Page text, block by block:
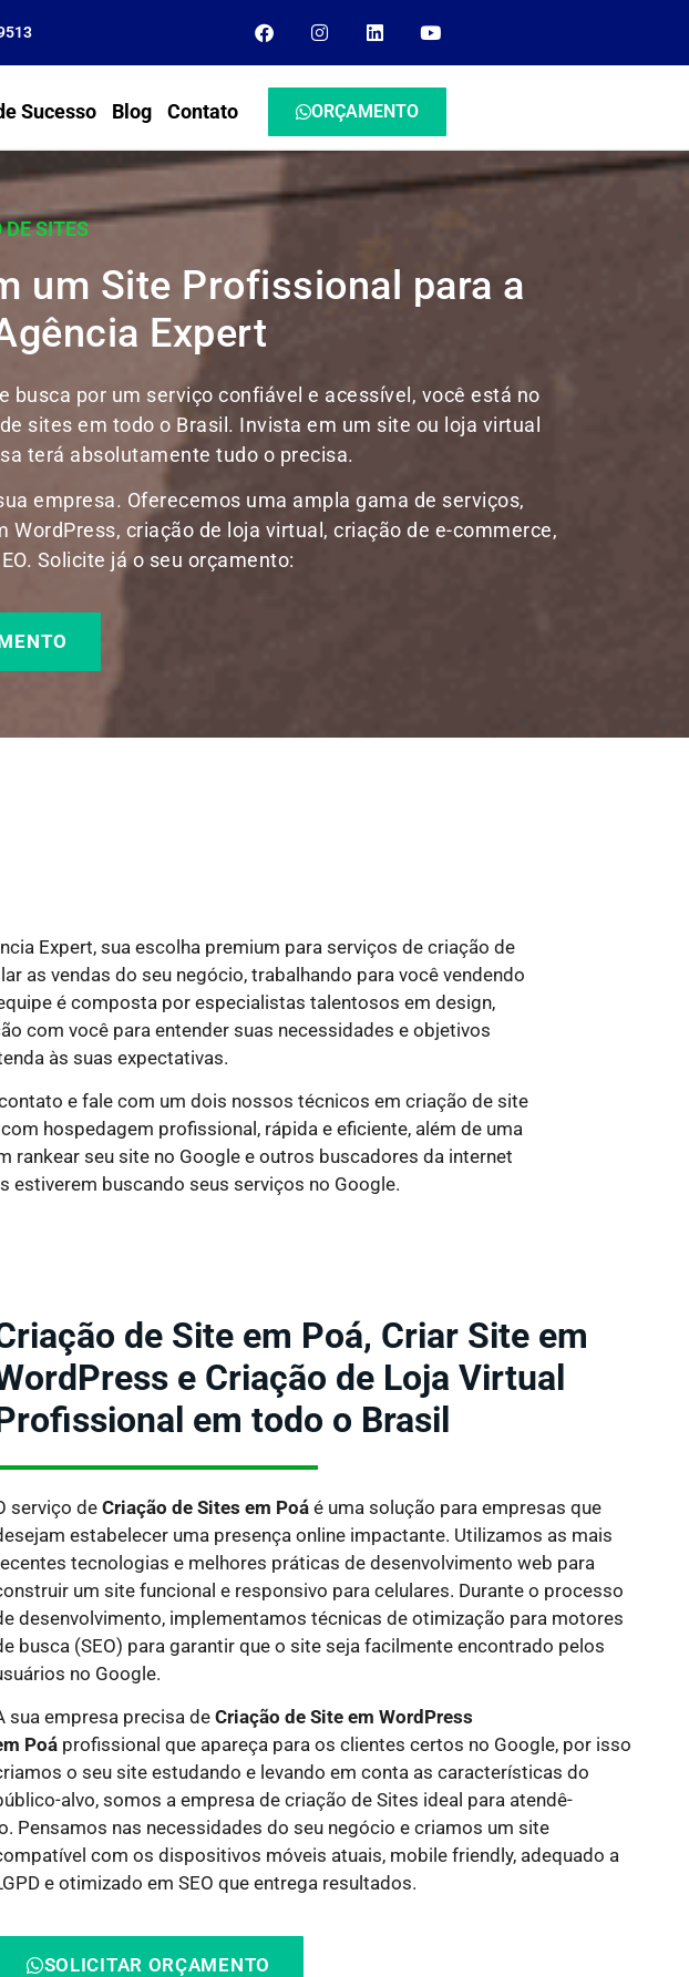
Sucesso Blog Contato ORÇAMENTO
DE SITES
um Site Profissional para a
Expert
busca por um serviço confiável e acessível, você está no
sites em todo o Brasil. Invista em um site ou loja virtual
terá absolutamente tudo o precisa.
empresa. Oferecemos uma ampla gama de serviços,
criação de loja virtual, criação de e-commerce,
Solicite já o seu orçamento:
Expert, sua escolha premium para serviços de criação de
as vendas do seu negócio, trabalhando para você vendendo
é composta por especialistas talentosos em design,
com você para entender suas necessidades e objetivos
às suas expectativas.
e fale com um dois nossos técnicos em criação de site
hospedagem profissional, rápida e eficiente, além de uma
rankear seu site no Google e outros buscadores da internet
estiverem buscando seus serviços no Google.
de Site em Poá, Criar Site em
e Criação de Loja Virtual
em todo o Brasil
serviço de Criação de Sites em Poáé uma solução para empresas que
estabelecer uma presença online impactante. Utilizamos as mais
tecnologias e melhores práticas de desenvolvimento web para
um site funcional e responsivo para celulares. Durante o processo
desenvolvimento, implementamos técnicas de otimização para motores
busca (SEO) para garantir que o site seja facilmente encontrado pelos
no Google.
sua empresa precisa de Criação de Site em WordPress
Poáprofissional que apareça para os clientes certos no Google, por isso
o seu site estudando e levando em conta as características do
alvo, somos a empresa de criação de Sites ideal para atendê-
Pensamos nas necessidades do seu negócio e criamos um site
com os dispositivos móveis atuais, mobile friendly, adequado a
e otimizado em SEO que entrega resultados.
SOLICITAR ORÇAMENTO